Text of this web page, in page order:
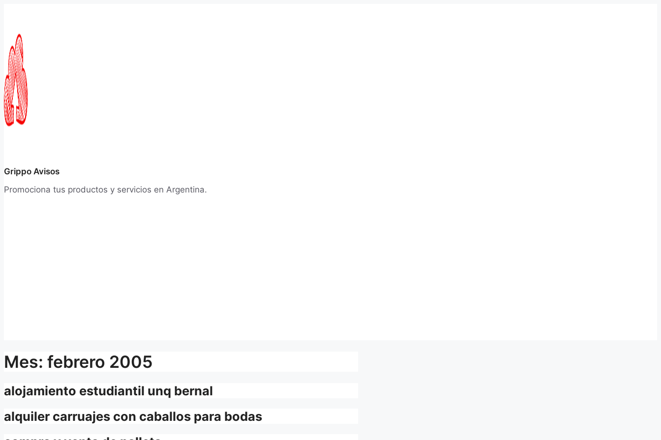
Grippo Avisos
Promociona tus productos y servicios en Argentina.
Mes: febrero 2005
alojamiento estudiantil unq bernal
alquiler carruajes con caballos para bodas